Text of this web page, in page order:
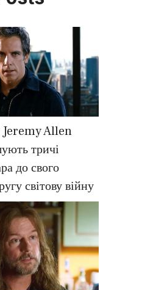
Allen
тричі
до свого
світову війну